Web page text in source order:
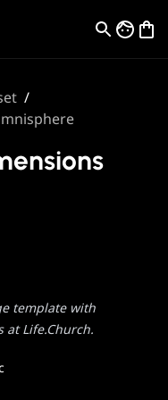
/
template with
at Life.Church.